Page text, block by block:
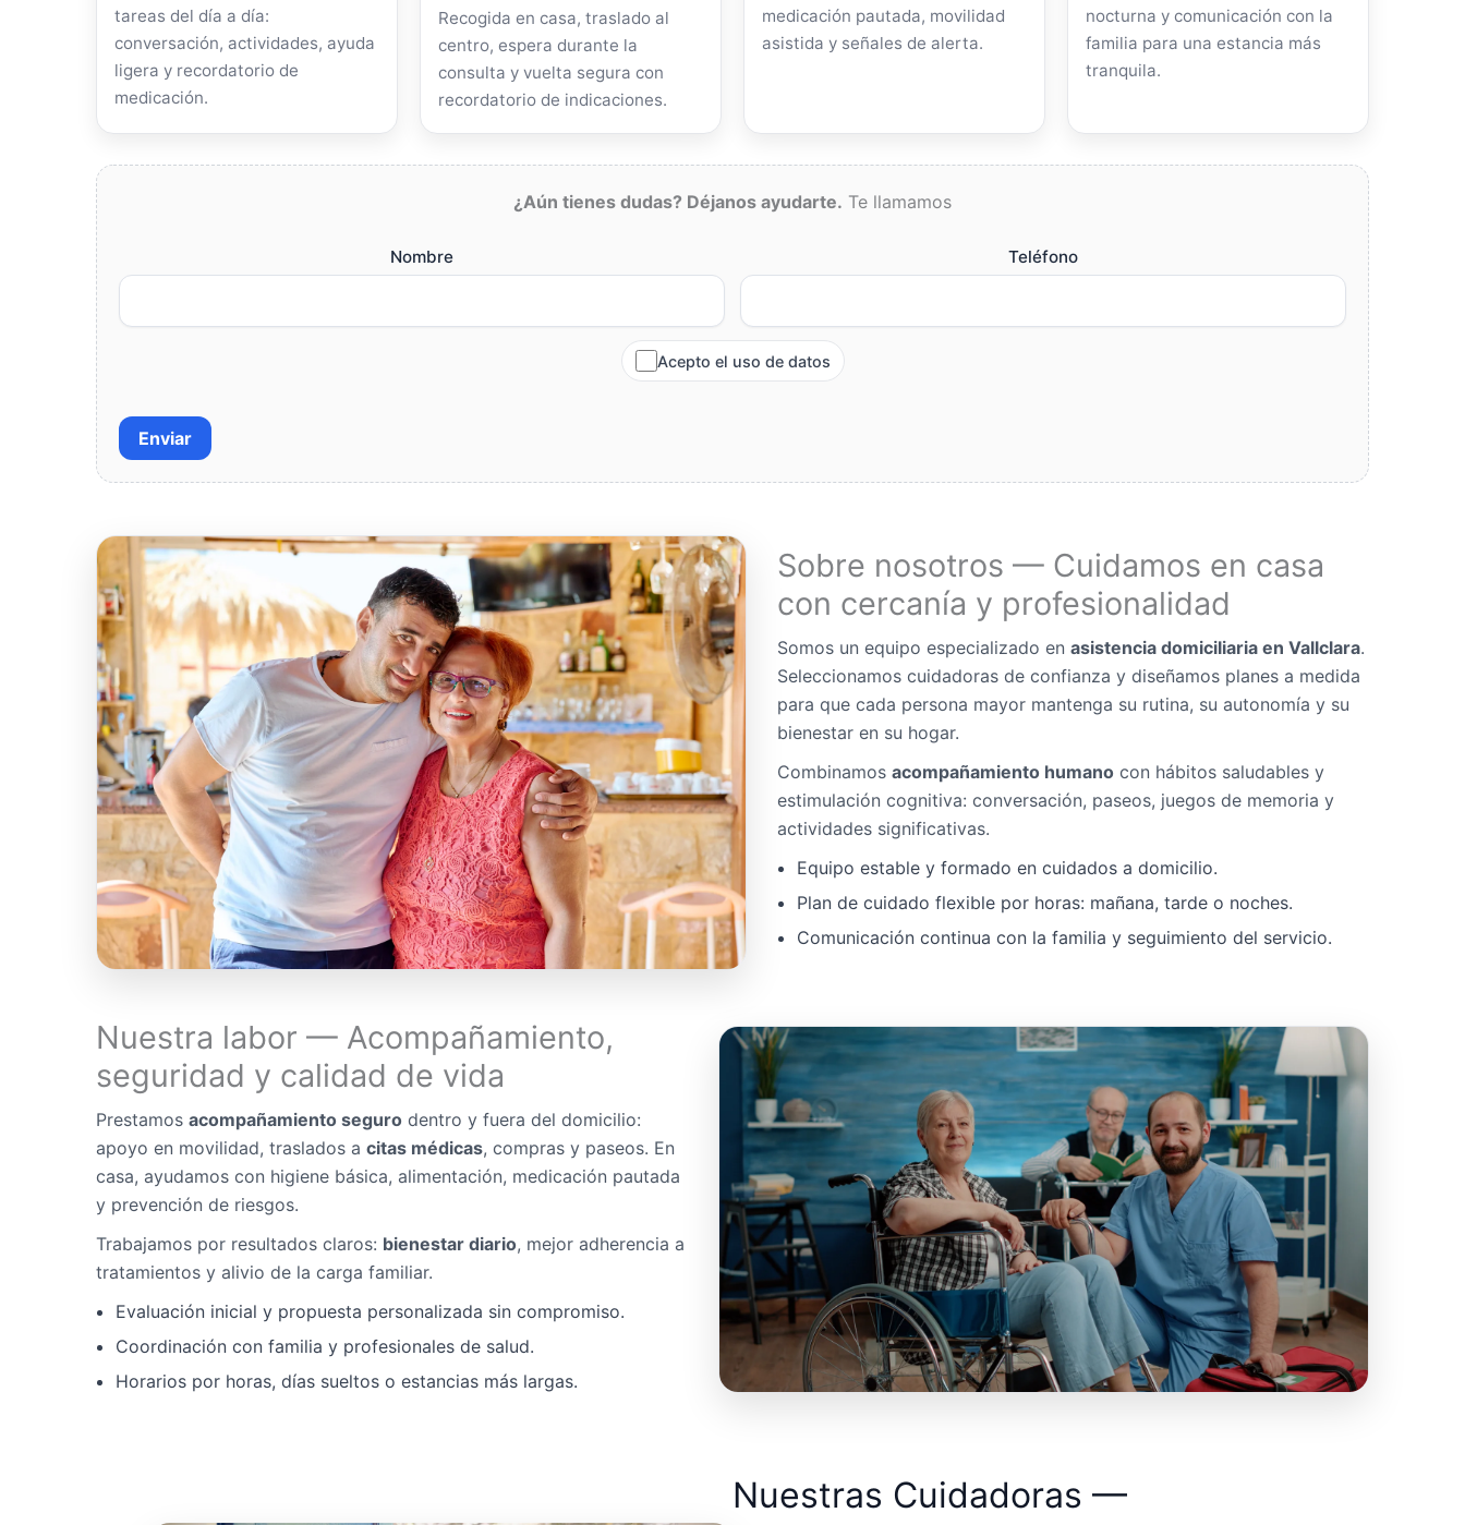
tareas del día a día:
conversación, actividades, ayuda
ligera y recordatorio de
medicación.
Recogida en casa, traslado al
centro, espera durante la
consulta y vuelta segura con
recordatorio de indicaciones.
medicación pautada, movilidad
asistida y señales de alerta.
nocturna y comunicación con la
familia para una estancia más
tranquila.
¿Aún tienes dudas? Déjanos ayudarte. Te llamamos
Nombre Teléfono
Acepto el uso de datos
Enviar
Sobre nosotros — Cuidamos en casa
con cercanía y profesionalidad
Somos un equipo especializado enasistencia domiciliaria en Vallclara.
Seleccionamos cuidadoras de confianza y diseñamos planes a medida
para que cada persona mayor mantenga su rutina, su autonomía y su
bienestar en su hogar.
Combinamosacompañamiento humano con hábitos saludables y
estimulación cognitiva: conversación, paseos, juegos de memoria y
actividades significativas.
Equipo estable y formado en cuidados a domicilio.
Plan de cuidado flexible por horas: mañana, tarde o noches.
Comunicación continua con la familia y seguimiento del servicio.
Nuestra labor — Acompañamiento,
seguridad y calidad de vida
Prestamos acompañamiento seguro dentro y fuera del domicilio:
apoyo en movilidad, traslados a citas médicas, compras y paseos. En
casa, ayudamos con higiene básica, alimentación, medicación pautada
y prevención de riesgos.
Trabajamos por resultados claros: bienestar diario, mejor adherencia a
tratamientos y alivio de la carga familiar.
Evaluación inicial y propuesta personalizada sin compromiso.
Coordinación con familia y profesionales de salud.
Horarios por horas, días sueltos o estancias más largas.
Nuestras Cuidadoras —